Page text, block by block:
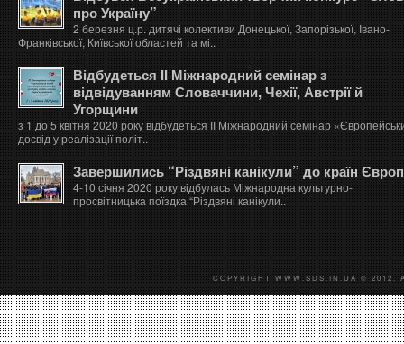
про Україну”
2 березня ц.р. дитячі колективи Донецької, Запорізької, Івано-
Франківської, Київської областей та мі..
Відбудеться ІІ Міжнародний семінар з
відвідуванням Словаччини, Чехії, Австрії й
Угорщини
з 1 до 5 квітня 2020 року відбудеться ІІ Міжнародний семінар
досвід у реалізації політ..
Завершились “Різдвяні канікули” до країн
4-10 січня 2020 року відбулась Міжнародна культурно-
просвітницька поїздка “Різдвяні канікули..
COPYRIGHT WWW.SDS.IN.UA © 2012.